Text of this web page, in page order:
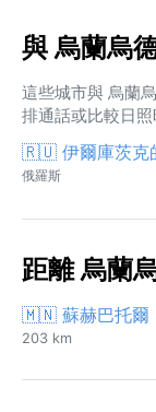
與 烏蘭烏
這些城市與 烏蘭
排通話或比較日照
🇷🇺 伊爾庫茨克
俄羅斯
距離 烏蘭
🇲🇳 蘇赫巴托爾
203 km